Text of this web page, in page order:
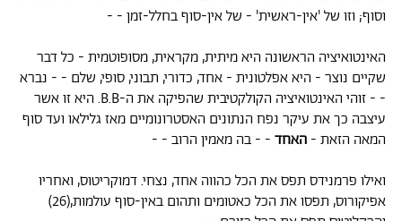
וסוף; וזו של 'אין-ראשית' - של אין-סוף בחלל-זמן - -
האינטואיציה הראשונה היא מיתית, מקראית, מסופוטמית - כל דבר
שקיים נוצר - היא אפלטונית - אחד, כדורי, תבוני, סופי, שלם - - נברא
- - זוהי האינטואיציה הקולקטיבית שהפיקה את ה-B.B. היא זו אשר
עיצבה כך את עיקר נפח הנתונים האסטרונומיים מאז גלילאו ועד סוף
המאה הזאת - האחד- - בה מאמין הרוב - -
ואילו פרמנידס תפס את הכל כהווה אחד, נצחי. דמוקריטוס, ואחריו
אפיקורוס, תפסו את הכל כאטומים ותהום באין-סוף עולמות,(26)